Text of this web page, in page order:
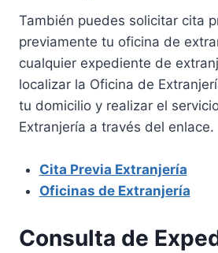
También puedes solicitar cita
previamente tu oficina de
cualquier expediente de
localizar la Oficina de
tu domicilio y realizar el
Extranjería a través del enlace.
Cita Previa Extranjería
Oficinas de Extranjería
Consulta de